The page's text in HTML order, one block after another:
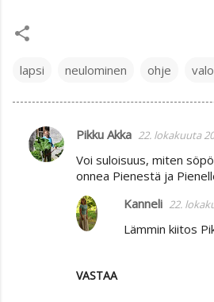
lapsi neulominen ohje
K
o
Pikku Akka 22. lokakuuta
Voi suloisuus, miten
onnea Pienestä ja
VASTAA
Kanneli 22.
Lämmin kiitos